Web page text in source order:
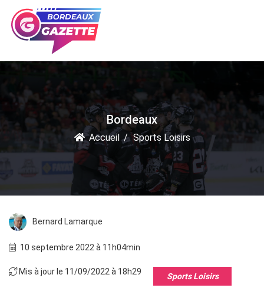
Bordeaux
Accueil Sports Loisirs
Bernard Lamarque
10 septembre 2022 à 11h04min
Mis à jour le 11/09/2022 à 18h29 Sports Loisirs